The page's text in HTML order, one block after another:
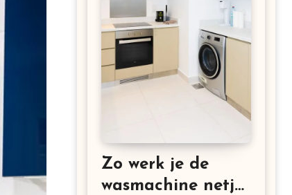
Zo werk je de
wasmachine netjes